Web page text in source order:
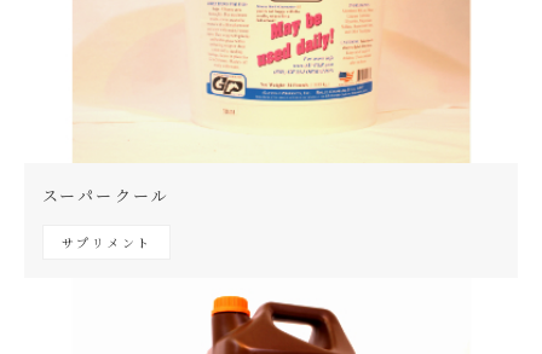
スーパークール
サプリメント